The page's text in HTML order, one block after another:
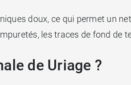
doux, ce qui permet un
les traces de fond de
de Uriage ?